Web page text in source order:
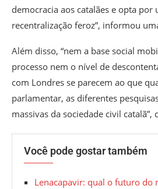
democracia aos catalães e opta por
recentralização feroz”, informou
Além disso, “nem a base social
processo nem o nível de
com Londres se parecem ao que
parlamentar, as diferentes
massivas da sociedade civil catalã”,
Você pode gostar também
Lenacapavir: qual o futuro do